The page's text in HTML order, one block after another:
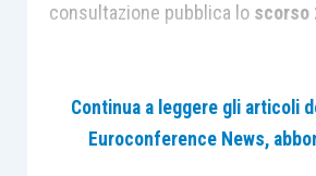
consultazione pubblica lo scorso
soggettivodi applicazione delle
materia dirivalutazionedei
Continua a leggere gli articoli
Euroconference News,